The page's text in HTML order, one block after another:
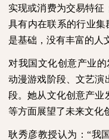
实现或消费为交易特征
具有内在联系的行业集
是基础，没有丰富的人
对我国文化创意产业
动漫游戏阶段、文艺演
段。她从文化创意产业
等方面展望了未来文化
耿秀彦教授认为：“我